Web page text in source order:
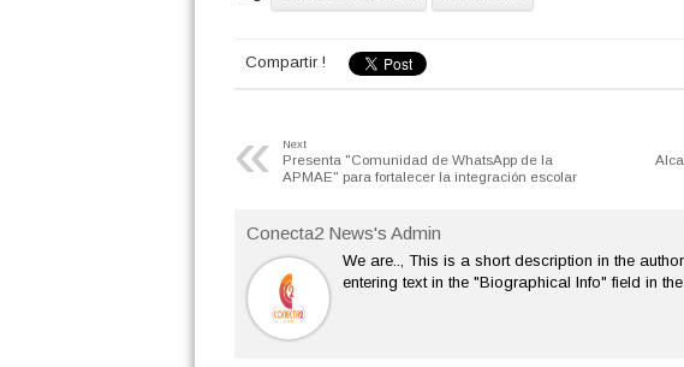
Compartir !
« Next
Presenta "Comunidad de WhatsApp de la
APMAE" para fortalecer la integración escolar
Conecta2 News's Admin
We are.., This is a short description in the
entering text in the "Biographical Info" field in